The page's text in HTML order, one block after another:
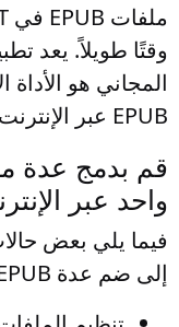
المجاني هو الأداة
EPUB عبر الإنترنت بسرعة وسهولة.
واحد عبر
فيما يلي بعض
إلى ضم عدة EPUB في ملف TXT واحد: